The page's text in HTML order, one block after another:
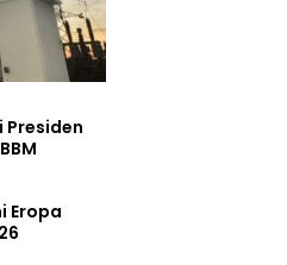
Presiden
Eropa